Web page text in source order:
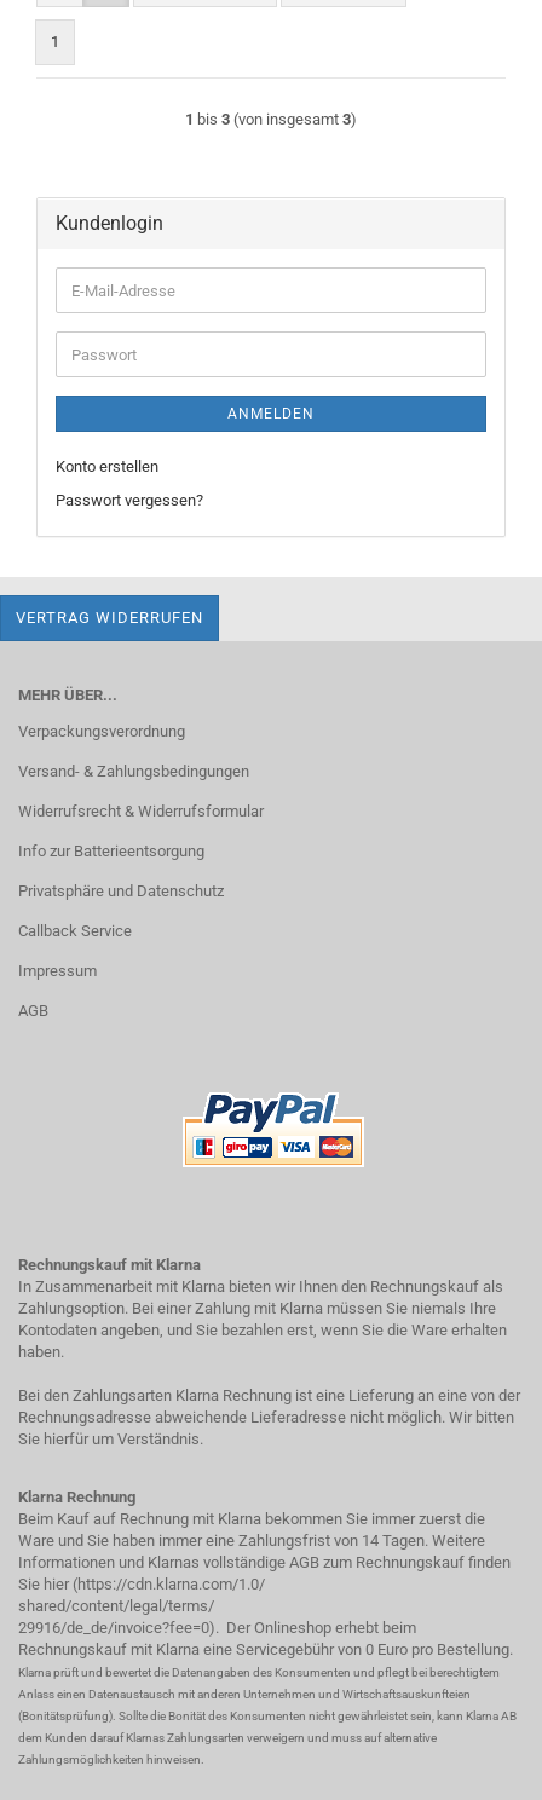
1
1 bis 3 (von insgesamt 3)
Kundenlogin
E-
Mail-
Adresse
Passwort
ANMELDEN
Konto erstellen
Passwort vergessen?
VERTRAG WIDERRUFEN
MEHR ÜBER...
Verpackungsverordnung
Versand- & Zahlungsbedingungen
Widerrufsrecht & Widerrufsformular
Info zur Batterieentsorgung
Privatsphäre und Datenschutz
Callback Service
Impressum
AGB
Rechnungskauf mit Klarna
In Zusammenarbeit mit Klarna bieten wir Ihnen den Rechnungskauf als
Zahlungsoption. Bei einer Zahlung mit Klarna müssen Sie niemals Ihre
Kontodaten angeben, und Sie bezahlen erst, wenn Sie die Ware erhalten
haben.
Bei den Zahlungsarten Klarna Rechnung ist eine Lieferung an eine von der
Rechnungsadresse abweichende Lieferadresse nicht möglich. Wir bitten
Sie hierfür um Verständnis.
Klarna Rechnung
Beim Kauf auf Rechnung mit Klarna bekommen Sie immer zuerst die
Ware und Sie haben immer eine Zahlungsfrist von 14 Tagen. Weitere
Informationen und Klarnas vollständige AGB zum Rechnungskauf finden
Sie hier (https://cdn.klarna.com/1.0/
shared/content/legal/terms/
29916/de_de/invoice?fee=0). Der Onlineshop erhebt beim
Rechnungskauf mit Klarna eine Servicegebühr von 0 Euro pro Bestellung.
Klarna prüft und bewertet die Datenangaben des Konsumenten und pflegt bei berechtigtem
Anlass einen Datenaustausch mit anderen Unternehmen und Wirtschaftsauskunfteien
(Bonitätsprüfung). Sollte die Bonität des Konsumenten nicht gewährleistet sein, kann Klarna AB
dem Kunden darauf Klarnas Zahlungsarten verweigern und muss auf alternative
Zahlungsmöglichkeiten hinweisen.